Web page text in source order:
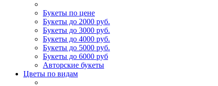
Букеты по цене
Букеты до 2000 руб.
Букеты до 3000 руб.
Букеты до 4000 руб.
Букеты до 5000 руб.
Букеты до 6000 руб
Авторские букеты
Цветы по видам